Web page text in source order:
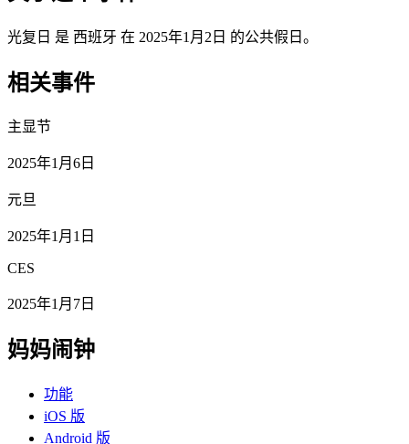
光复日 是 西班牙 在 2025年1月2日 的公共假日。
相关事件
主显节
2025年1月6日
元旦
2025年1月1日
CES
2025年1月7日
妈妈闹钟
功能
iOS 版
Android 版